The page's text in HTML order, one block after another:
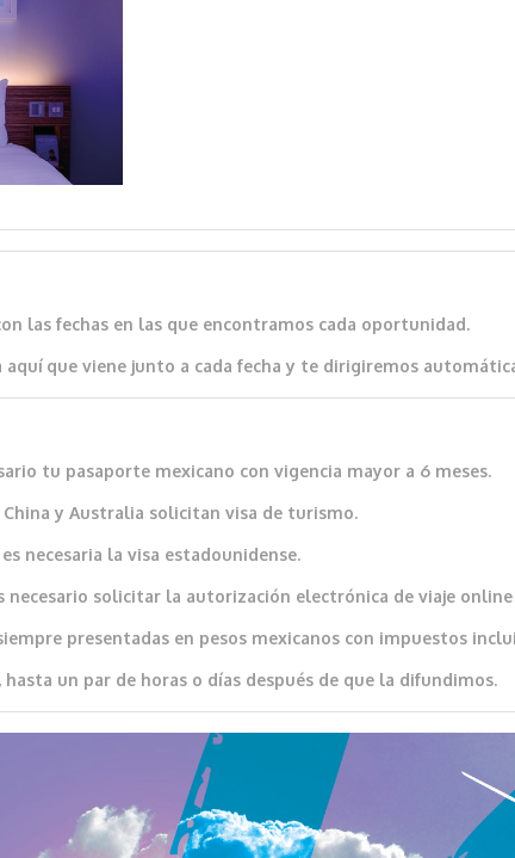
las fechas en las que encontramos cada oportunidad.
aquí que viene junto a cada fecha y te dirigiremos
tu pasaporte mexicano con vigencia mayor a 6 meses.
China y Australia solicitan visa de turismo.
necesaria la visa estadounidense.
necesario solicitar la autorización electrónica de viaje online
presentadas en pesos mexicanos con impuestos
un par de horas o días después de que la difundimos.